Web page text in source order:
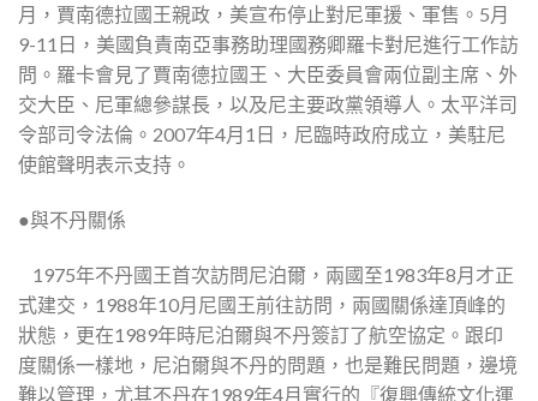
月，賈南德拉國王親政，美宣布停止對尼軍援、軍售。5月
9-11日，美國負責南亞事務助理國務卿羅卡對尼進行工作訪
問。羅卡會見了賈南德拉國王、大臣委員會兩位副主席、外
交大臣、尼軍總參謀長，以及尼主要政黨領導人。太平洋司
令部司令法倫。2007年4月1日，尼臨時政府成立，美駐尼
使館聲明表示支持。
●與不丹關係
 1975年不丹國王首次訪問尼泊爾，兩國至1983年8月才正
式建交，1988年10月尼國王前往訪問，兩國關係達頂峰的
狀態，更在1989年時尼泊爾與不丹簽訂了航空協定。跟印
度關係一樣地，尼泊爾與不丹的問題，也是難民問題，邊境
難以管理，尤其不丹在1989年4月實行的『復興傳統文化運